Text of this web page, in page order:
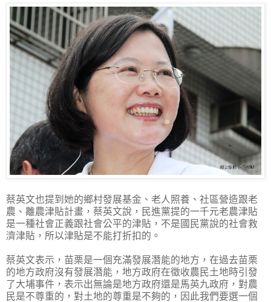
蔡英文也提到她的鄉村發展基金、老人照養、社區營造跟老
農、離農津貼計畫，蔡英文說，民進黨提的一千元老農津貼
是一種社會正義跟社會公平的津貼，不是國民黨說的社會救
濟津貼，所以津貼是不能打折扣的。
蔡英文表示，苗栗是一個充滿發展潛能的地方，在過去苗栗
的地方政府沒有發展潛能，地方政府在徵收農民土地時引發
了大埔事件，表示出無論是地方政府還是馬英九政府，對農
民是不尊重的，對土地的尊重是不夠的，因此我們要選一個